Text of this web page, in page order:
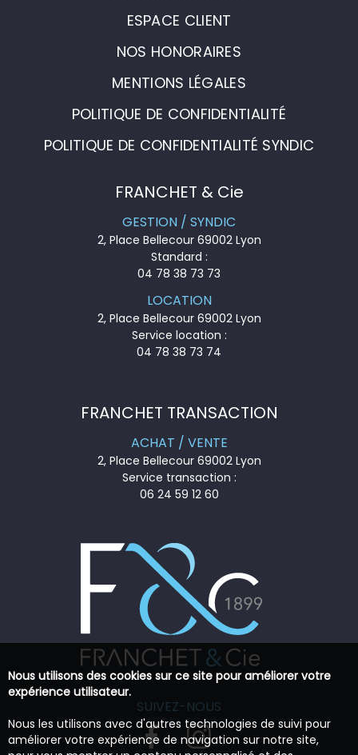
ESPACE CLIENT
NOS HONORAIRES
MENTIONS LÉGALES
POLITIQUE DE CONFIDENTIALITÉ
POLITIQUE DE CONFIDENTIALITÉ SYNDIC
FRANCHET & Cie
GESTION / SYNDIC
2, Place Bellecour 69002 Lyon
Standard :
04 78 38 73 73
LOCATION
2, Place Bellecour 69002 Lyon
Service location :
04 78 38 73 74
FRANCHET TRANSACTION
ACHAT / VENTE
2, Place Bellecour 69002 Lyon
Service transaction :
06 24 59 12 60
SUIVEZ-NOUS
Nous utilisons des cookies sur ce site pour améliorer votre
expérience utilisateur.
Nous les utilisons avec d'autres technologies de suivi pour
améliorer votre expérience de navigation sur notre site,